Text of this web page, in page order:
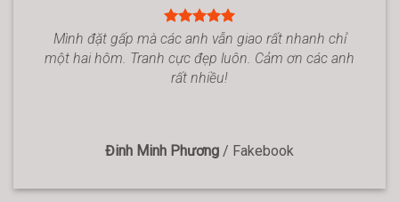
Mình đặt gấp mà các anh vẫn giao rất nhanh chỉ
một hai hôm. Tranh cực đẹp luôn. Cảm ơn các anh
rất nhiều!
Đinh Minh Phương / Fakebook